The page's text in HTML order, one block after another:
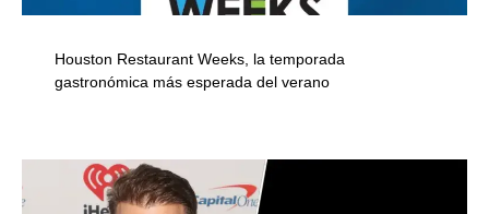
Houston Restaurant Weeks, la temporada
gastronómica más esperada del verano